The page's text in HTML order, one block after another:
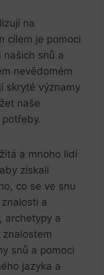
​na
cílem je pomoci
‌našich snů a
⁣nevědomém
skryté významy
naše
a mnoho lidí
získali
co se ve snu⁣
a
archetypy a
snů a pomoci
jazyka a